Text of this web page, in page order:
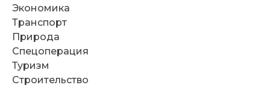
Экономика
Транспорт
Природа
Спецоперация
Туризм
Строительство